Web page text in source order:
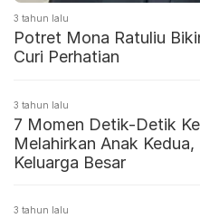
3 tahun lalu
Potret Mona Ratuliu
Curi Perhatian
3 tahun lalu
7 Momen Detik-Detik
Melahirkan Anak
Keluarga Besar
3 tahun lalu